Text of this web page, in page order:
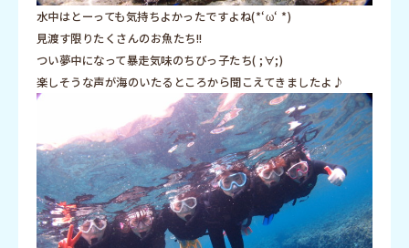
水中はとーっても気持ちよかったですよね(*‘ω‘ *)
見渡す限りたくさんのお魚たち!!
つい夢中になって暴走気味のちびっ子たち( ;∀;)
楽しそうな声が海のいたるところから聞こえてきましたよ♪